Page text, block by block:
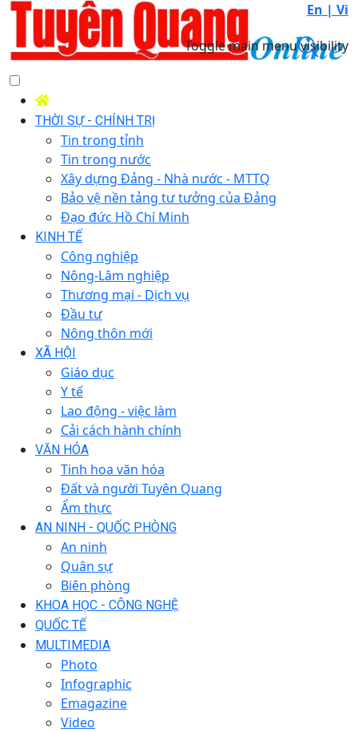
En | Vi
Toggle main menu visibility
THỜI SỰ - CHÍNH TRỊ
Tin trong tỉnh
Tin trong nước
Xây dựng Đảng - Nhà nước - MTTQ
Bảo vệ nền tảng tư tưởng của Đảng
Đạo đức Hồ Chí Minh
KINH TẾ
Công nghiệp
Nông-Lâm nghiệp
Thương mại - Dịch vụ
Đầu tư
Nông thôn mới
XÃ HỘI
Giáo dục
Y tế
Lao động - việc làm
Cải cách hành chính
VĂN HÓA
Tinh hoa văn hóa
Đất và người Tuyên Quang
Ẩm thực
AN NINH - QUỐC PHÒNG
An ninh
Quân sự
Biên phòng
KHOA HỌC - CÔNG NGHỆ
QUỐC TẾ
MULTIMEDIA
Photo
Infographic
Emagazine
Video